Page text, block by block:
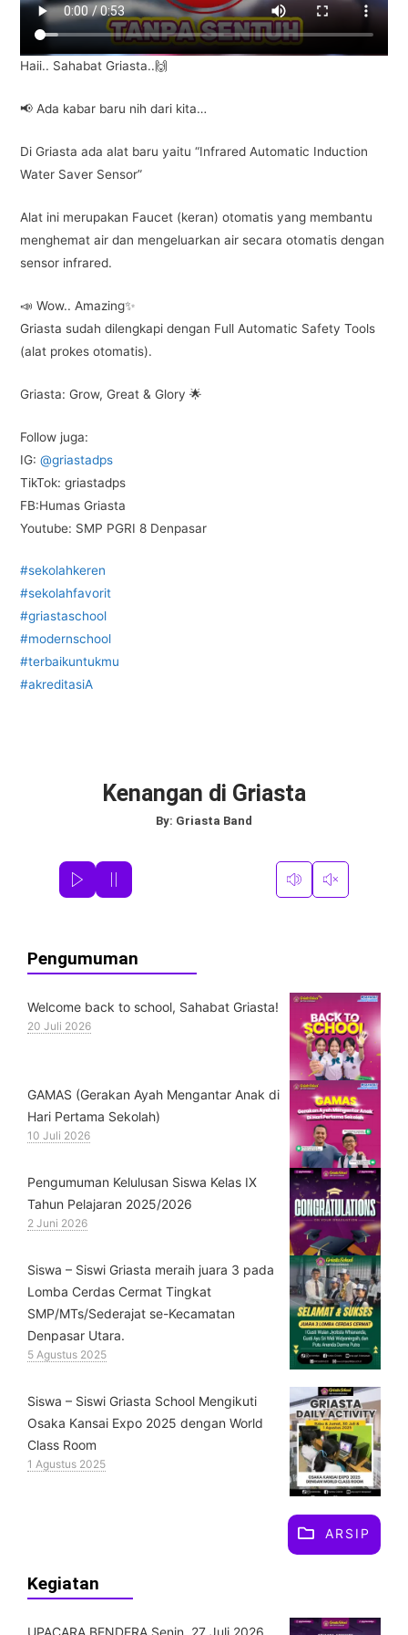
k
Haii.. Sahabat Griasta..🙌
📢 Ada kabar baru nih dari kita…
Di Griasta ada alat baru yaitu “Infrared Automatic Induction
Water Saver Sensor”
Alat ini merupakan Faucet (keran) otomatis yang membantu
menghemat air dan mengeluarkan air secara otomatis dengan
sensor infrared.
📣 Wow.. Amazing✨
Griasta sudah dilengkapi dengan Full Automatic Safety Tools
(alat prokes otomatis).
Griasta: Grow, Great & Glory 🌟
Follow juga:
IG: @griastadps
TikTok: griastadps
FB:Humas Griasta
Youtube: SMP PGRI 8 Denpasar
#sekolahkeren
#sekolahfavorit
#griastaschool
#modernschool
#terbaikuntukmu
#akreditasiA
Kenangan di Griasta
By: Griasta Band
Pengumuman
Welcome back to school, Sahabat Griasta!
20 Juli 2026
GAMAS (Gerakan Ayah Mengantar Anak di
Hari Pertama Sekolah)
10 Juli 2026
Pengumuman Kelulusan Siswa Kelas IX
Tahun Pelajaran 2025/2026
2 Juni 2026
Siswa – Siswi Griasta meraih juara 3 pada
Lomba Cerdas Cermat Tingkat
SMP/MTs/Sederajat se-Kecamatan
Denpasar Utara.
5 Agustus 2025
Siswa – Siswi Griasta School Mengikuti
Osaka Kansai Expo 2025 dengan World
Class Room
1 Agustus 2025
ARSIP
Kegiatan